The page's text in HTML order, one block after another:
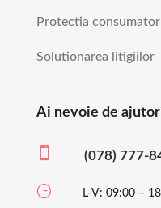
Protectia
Solutionarea litigiilor
Ai nevoie de
 (078) 777-
} L-V: 09:00 –